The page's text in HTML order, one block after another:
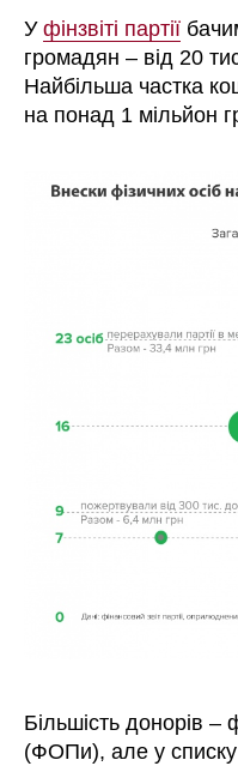
Уфінзвіті партії
громадян – від 20
Найбільша частка
на понад 1 мільйон
Більшість донорів –
(ФОПи), але у